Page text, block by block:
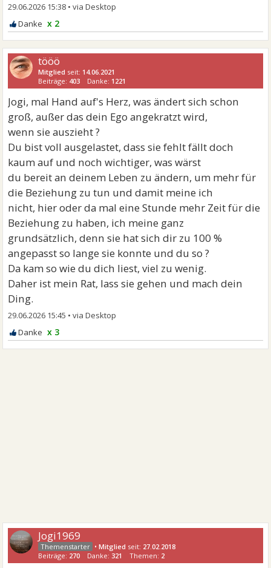
29.06.2026 15:38 •
x 2
tööö
Mitglied seit: 14.06.2021
Beiträge: 403 Danke: 1221
Jogi, mal Hand auf's Herz, was ändert sich schon
groß, außer das dein Ego angekratzt wird,
wenn sie auszieht ?
Du bist voll ausgelastet, dass sie fehlt fällt doch
kaum auf und noch wichtiger, was wärst
du bereit an deinem Leben zu ändern, um mehr für
die Beziehung zu tun und damit meine ich
nicht, hier oder da mal eine Stunde mehr Zeit für die
Beziehung zu haben, ich meine ganz
grundsätzlich, denn sie hat sich dir zu 100 %
angepasst so lange sie konnte und du so ?
Da kam so wie du dich liest, viel zu wenig.
Daher ist mein Rat, lass sie gehen und mach dein
Ding.
29.06.2026 15:45 •
x 3
Jogi1969
•Mitglied seit: 27.02.2018
Beiträge: 270 Danke: 321 Themen: 2